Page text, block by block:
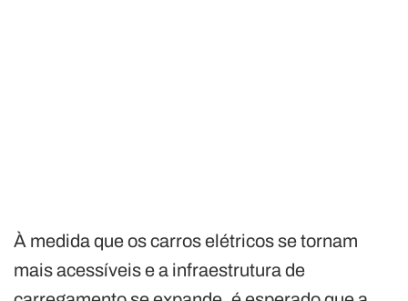
À medida que os carros elétricos se tornam
mais acessíveis e a infraestrutura de